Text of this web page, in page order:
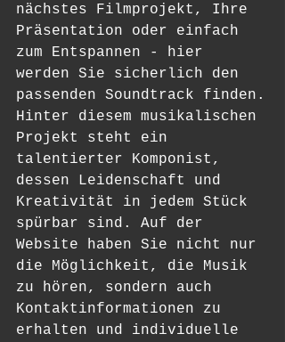
nächstes Filmprojekt, Ihre
Präsentation oder einfach
zum Entspannen - hier
werden Sie sicherlich den
passenden Soundtrack finden.
Hinter diesem musikalischen
Projekt steht ein
talentierter Komponist,
dessen Leidenschaft und
Kreativität in jedem Stück
spürbar sind. Auf der
Website haben Sie nicht nur
die Möglichkeit, die Musik
zu hören, sondern auch
Kontaktinformationen zu
erhalten und individuelle